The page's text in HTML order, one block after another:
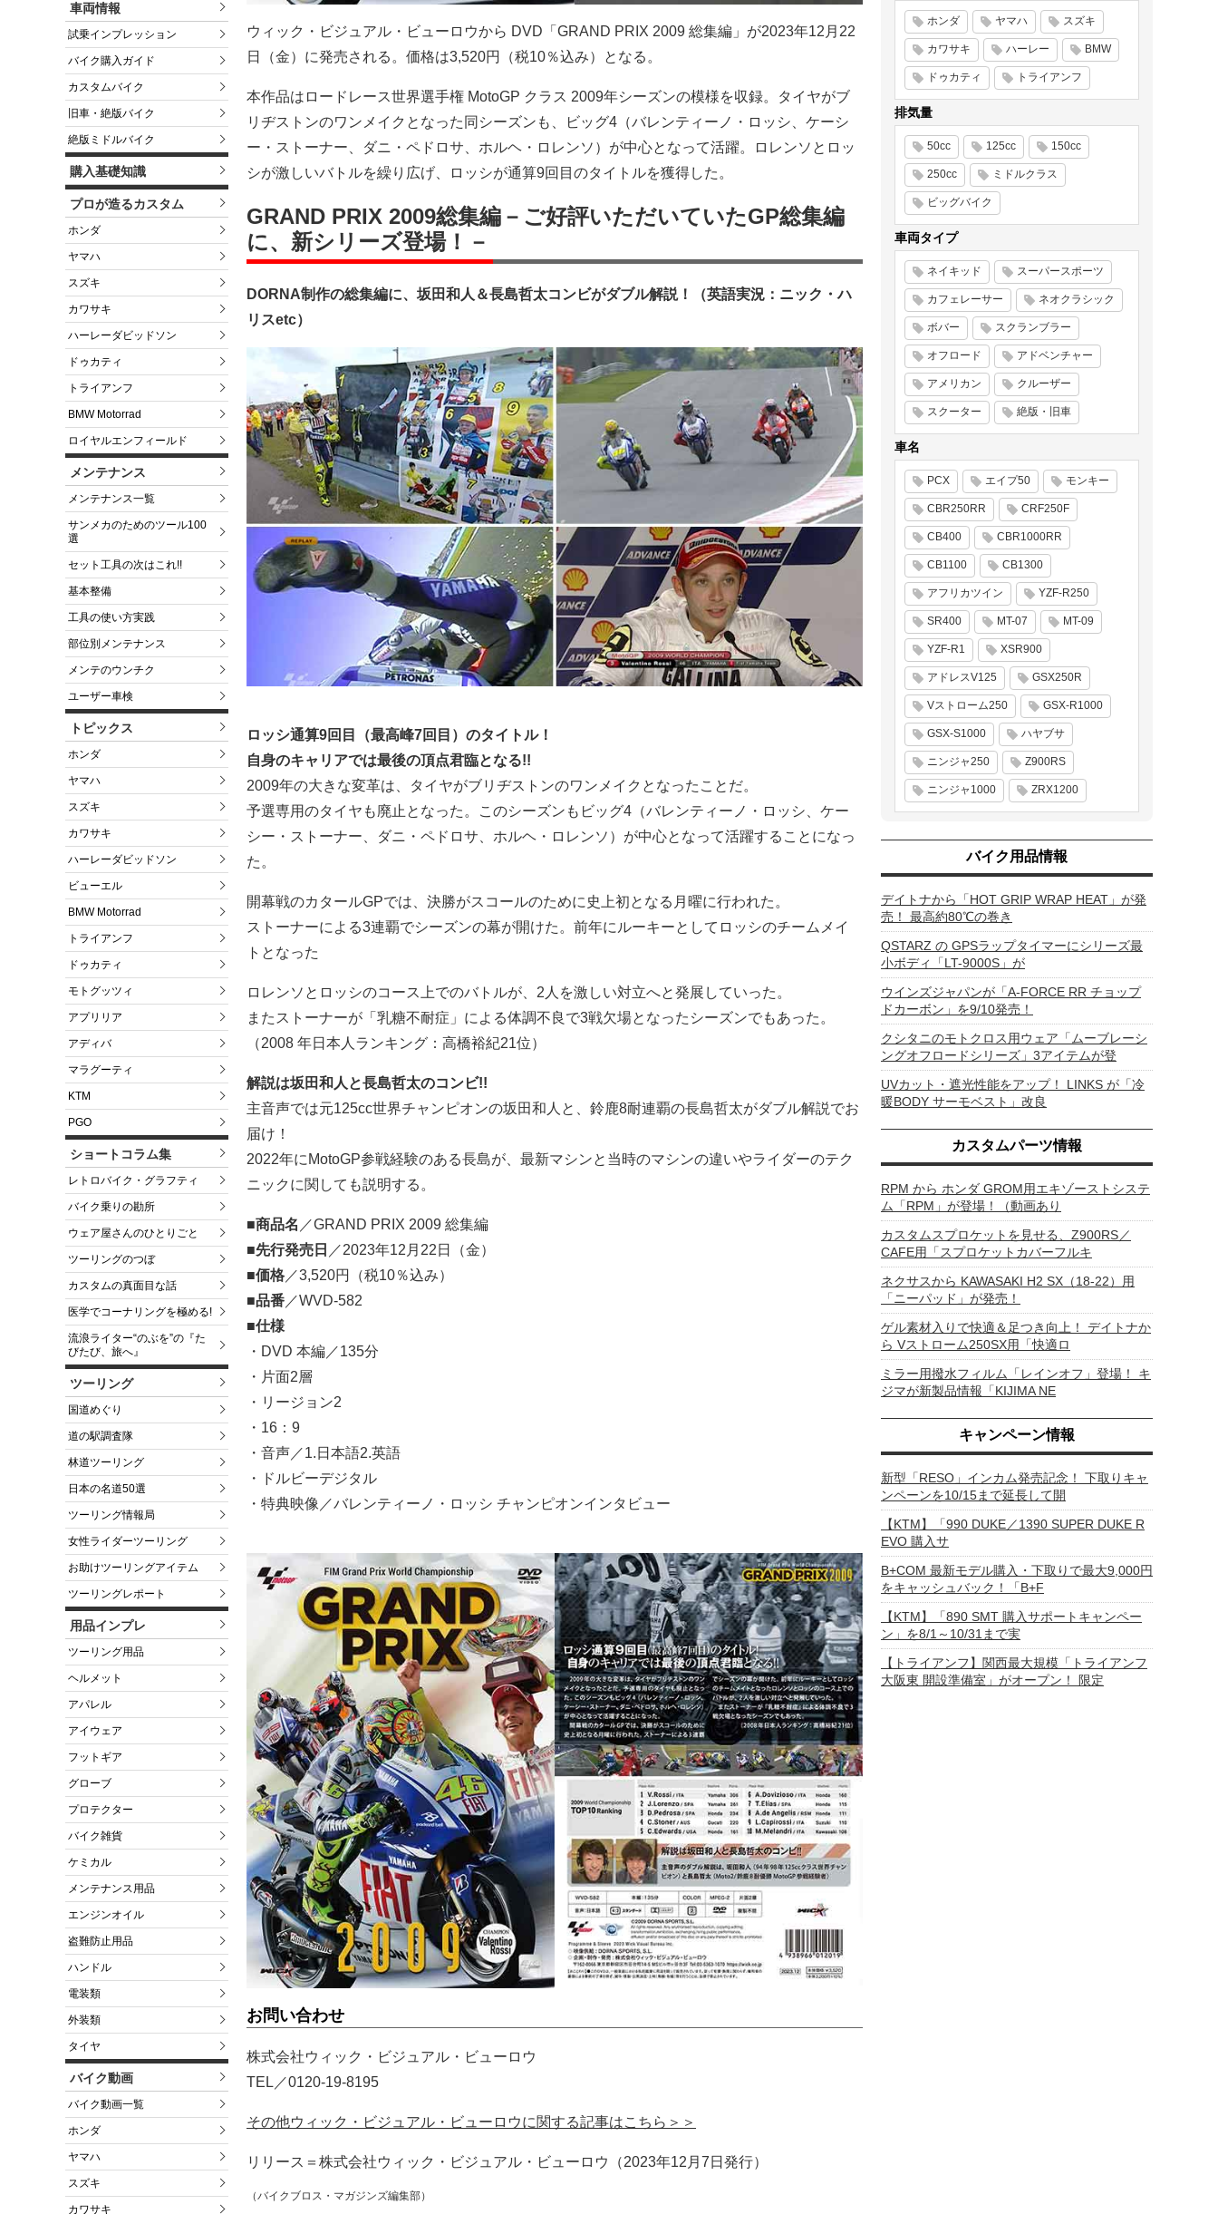
車両情報
試乗インプレッション
バイク購入ガイド
カスタムバイク
旧車・絶版バイク
絶版ミドルバイク
購入基礎知識
プロが造るカスタム
ホンダ
ヤマハ
スズキ
カワサキ
ハーレーダビッドソン
ドゥカティ
トライアンフ
BMW Motorrad
ロイヤルエンフィールド
メンテナンス
メンテナンス一覧
サンメカのためのツール100
選
セット工具の次はこれ!!
基本整備
工具の使い方実践
部位別メンテナンス
メンテのウンチク
ユーザー車検
トピックス
ホンダ
ヤマハ
スズキ
カワサキ
ハーレーダビッドソン
ビューエル
BMW Motorrad
トライアンフ
ドゥカティ
モトグッツィ
アプリリア
アディバ
マラグーティ
KTM
PGO
ショートコラム集
レトロバイク・グラフティ
バイク乗りの勘所
ウェア屋さんのひとりごと
ツーリングのつぼ
カスタムの真面目な話
医学でコーナリングを極める!
流浪ライター“のぶを”の『た
びたび、旅へ』
ツーリング
国道めぐり
道の駅調査隊
林道ツーリング
日本の名道50選
ツーリング情報局
女性ライダーツーリング
お助けツーリングアイテム
ツーリングレポート
用品インプレ
ツーリング用品
ヘルメット
アパレル
アイウェア
フットギア
グローブ
プロテクター
バイク雑貨
ケミカル
メンテナンス用品
エンジンオイル
盗難防止用品
ハンドル
電装類
外装類
タイヤ
バイク動画
バイク動画一覧
ホンダ
ヤマハ
スズキ
カワサキ
ウィック・ビジュアル・ビューロウから DVD「GRAND PRIX 2009 総集編」が2023年12月22
日（金）に発売される。価格は3,520円（税10％込み）となる。
本作品はロードレース世界選手権 MotoGP クラス 2009年シーズンの模様を収録。タイヤがブ
リヂストンのワンメイクとなった同シーズンも、ビッグ4（バレンティーノ・ロッシ、ケーシ
ー・ストーナー、ダニ・ペドロサ、ホルヘ・ロレンソ）が中心となって活躍。ロレンソとロッ
シが激しいバトルを繰り広げ、ロッシが通算9回目のタイトルを獲得した。
GRAND PRIX 2009総集編－ご好評いただいていたGP総集編
に、新シリーズ登場！－
DORNA制作の総集編に、坂田和人＆長島哲太コンビがダブル解説！（英語実況：ニック・ハ
リスetc）
ロッシ通算9回目（最高峰7回目）のタイトル！
自身のキャリアでは最後の頂点君臨となる!!
2009年の大きな変革は、タイヤがブリヂストンのワンメイクとなったことだ。
予選専用のタイヤも廃止となった。このシーズンもビッグ4（バレンティーノ・ロッシ、ケー
シー・ストーナー、ダニ・ペドロサ、ホルヘ・ロレンソ）が中心となって活躍することになっ
た。
開幕戦のカタールGPでは、決勝がスコールのために史上初となる月曜に行われた。
ストーナーによる3連覇でシーズンの幕が開けた。前年にルーキーとしてロッシのチームメイ
トとなった
ロレンソとロッシのコース上でのバトルが、2人を激しい対立へと発展していった。
またストーナーが「乳糖不耐症」による体調不良で3戦欠場となったシーズンでもあった。
（2008 年日本人ランキング：高橋裕紀21位）
解説は坂田和人と長島哲太のコンビ!!
主音声では元125cc世界チャンピオンの坂田和人と、鈴鹿8耐連覇の長島哲太がダブル解説でお
届け！
2022年にMotoGP参戦経験のある長島が、最新マシンと当時のマシンの違いやライダーのテク
ニックに関しても説明する。
■商品名 ／GRAND PRIX 2009 総集編
■先行発売日 ／2023年12月22日（金）
■価格 ／3,520円（税10％込み）
■品番 ／WVD-582
■仕様
・DVD 本編／135分
・片面2層
・リージョン2
・16：9
・音声／1.日本語2.英語
・ドルビーデジタル
・特典映像／バレンティーノ・ロッシ チャンピオンインタビュー
お問い合わせ
株式会社ウィック・ビジュアル・ビューロウ
TEL／0120-19-8195
その他ウィック・ビジュアル・ビューロウに関する記事はこちら＞＞
リリース＝株式会社ウィック・ビジュアル・ビューロウ（2023年12月7日発行）
（バイクブロス・マガジンズ編集部）
ホンダ ヤマハ スズキ
カワサキ ハーレー BMW
ドゥカティ トライアンフ
排気量
50cc 125cc 150cc
250cc ミドルクラス
ビッグバイク
車両タイプ
ネイキッド スーパースポーツ
カフェレーサー ネオクラシック
ボバー スクランブラー
オフロード アドベンチャー
アメリカン クルーザー
スクーター 絶版・旧車
車名
PCX エイプ50 モンキー
CBR250RR CRF250F
CB400 CBR1000RR
CB1100 CB1300
アフリカツイン YZF-R250
SR400 MT-07 MT-09
YZF-R1 XSR900
アドレスV125 GSX250R
Vストローム250 GSX-R1000
GSX-S1000 ハヤブサ
ニンジャ250 Z900RS
ニンジャ1000 ZRX1200
バイク用品情報
デイトナから「HOT GRIP WRAP HEAT」が発
売！ 最高約80℃の巻き
QSTARZ の GPSラップタイマーにシリーズ最
小ボディ「LT-9000S」が
ウインズジャパンが「A-FORCE RR チョップ
ドカーボン」を9/10発売！
クシタニのモトクロス用ウェア「ムーブレーシ
ングオフロードシリーズ」3アイテムが登
UVカット・遮光性能をアップ！ LINKS が「冷
暖BODY サーモベスト」改良
カスタムパーツ情報
RPM から ホンダ GROM用エキゾーストシステ
ム「RPM」が登場！（動画あり
カスタムスプロケットを見せる、Z900RS／
CAFE用「スプロケットカバーフルキ
ネクサスから KAWASAKI H2 SX（18-22）用
「ニーパッド」が発売！
ゲル素材入りで快適＆足つき向上！ デイトナか
ら Vストローム250SX用「快適ロ
ミラー用撥水フィルム「レインオフ」登場！ キ
ジマが新製品情報「KIJIMA NE
キャンペーン情報
新型「RESO」インカム発売記念！ 下取りキャ
ンペーンを10/15まで延長して開
【KTM】「990 DUKE／1390 SUPER DUKE R
EVO 購入サ
B+COM 最新モデル購入・下取りで最大9,000円
をキャッシュバック！「B+F
【KTM】「890 SMT 購入サポートキャンペー
ン」を8/1～10/31まで実
【トライアンフ】関西最大規模「トライアンフ
大阪東 開設準備室」がオープン！ 限定